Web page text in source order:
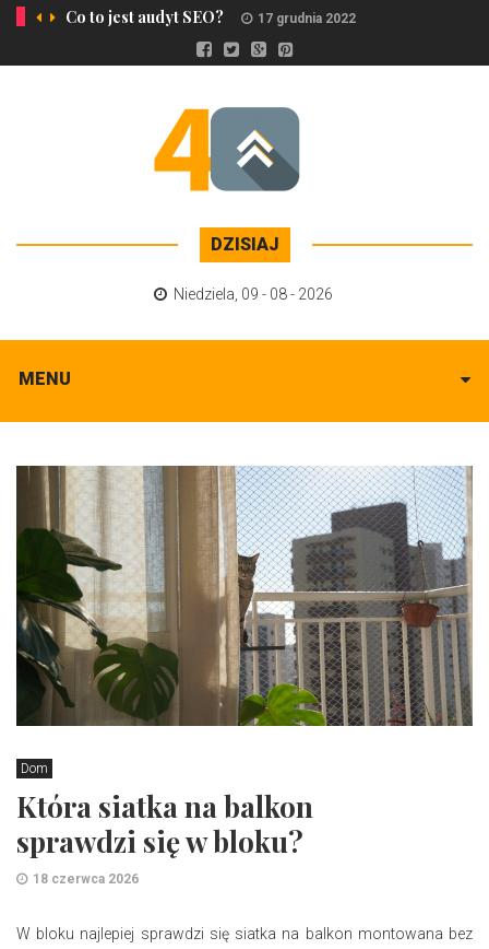
Co to jest audyt SEO? 17 grudnia 2022
DZISIAJ
Niedziela 09 - 08 - 2026
MENU
Dom
Która siatka na balkon
sprawdzi się w bloku?
18 czerwca 2026
​W bloku najlepiej sprawdzi się siatka na balkon montowana bez